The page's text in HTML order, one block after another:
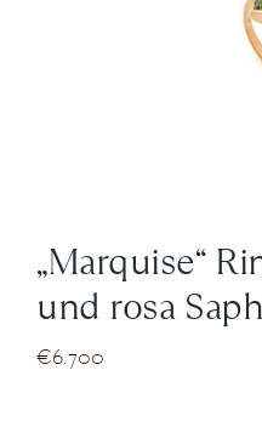
+43
„Marquise“
und rosa
€6.700